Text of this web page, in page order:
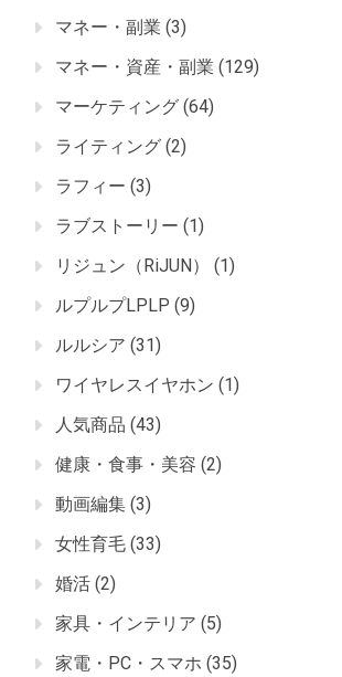
マネー・副業 (3)
マネー・資産・副業 (129)
マーケティング (64)
ライティング (2)
ラフィー (3)
ラブストーリー (1)
リジュン（RiJUN）
(1)
ルプルプLPLP (9)
ルルシア (31)
ワイヤレスイヤホン (1)
人気商品 (43)
健康・食事・美容 (2)
動画編集 (3)
女性育毛 (33)
婚活 (2)
家具・インテリア (5)
家電・PC・スマホ (35)